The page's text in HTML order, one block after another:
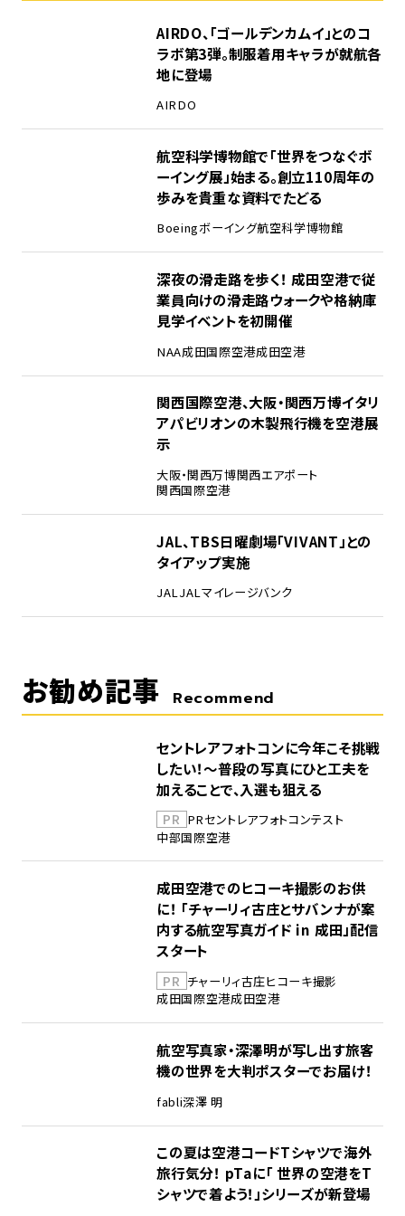
AIRDO、「ゴールデンカムイ」とのコ
ラボ第3弾。制服着用キャラが就航各
地に登場
AIRDO
航空科学博物館で「世界をつなぐボ
ーイング展」始まる。創立110周年の
歩みを貴重な資料でたどる
Boeingボーイング航空科学博物館
深夜の滑走路を歩く！ 成田空港で従
業員向けの滑走路ウォークや格納庫
見学イベントを初開催
NAA成田国際空港成田空港
関西国際空港、大阪・関西万博イタリ
アパビリオンの木製飛行機を空港展
示
大阪・関西万博関西エアポート
関西国際空港
JAL、TBS日曜劇場「VIVANT」との
タイアップ実施
JALJALマイレージバンク
お勧め記事 Recommend
セントレアフォトコンに今年こそ挑戦
したい！～普段の写真にひと工夫を
加えることで、入選も狙える
PR PRセントレアフォトコンテスト
中部国際空港
成田空港でのヒコーキ撮影のお供
に！ 「チャーリィ古庄とサバンナが案
内する航空写真ガイド in 成田」配信
スタート
PR チャーリィ古庄ヒコーキ撮影
成田国際空港成田空港
航空写真家・深澤明が写し出す旅客
機の世界を大判ポスターでお届け！
fabli深澤 明
この夏は空港コードTシャツで海外
旅行気分！ pTaに「 世界の空港をT
シャツで着よう！」シリーズが新登場